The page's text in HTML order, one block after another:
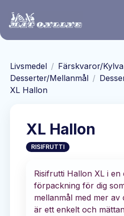
Livsmedel / Färskvaror/
Desserter/Mellanmål /
XL Hallon
XL Hallon
RISIFRUTTI
Risifrutti Hallon XL i
förpackning för dig
mellanmål med mer av
är ett enkelt och